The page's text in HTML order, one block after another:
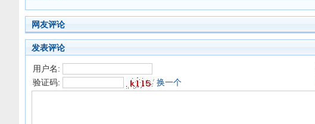
网友评论
发表评论
用户名:
验证码:
换一个